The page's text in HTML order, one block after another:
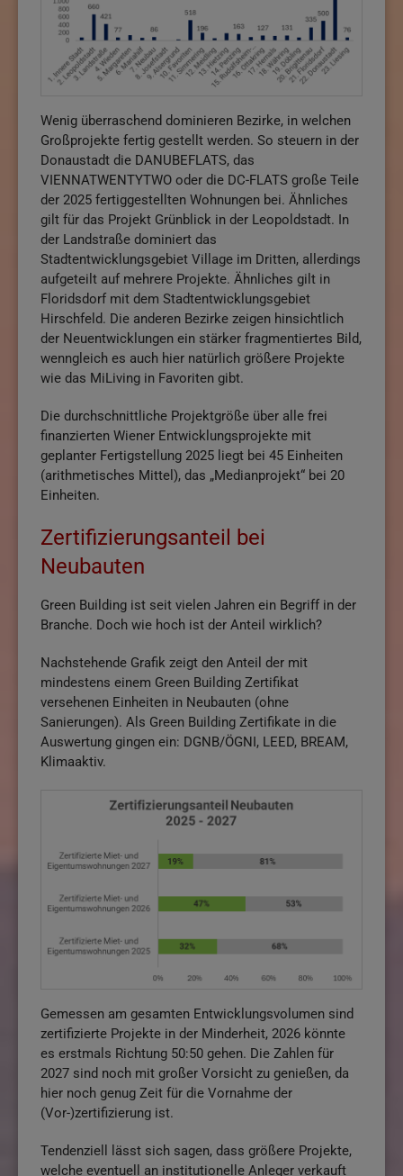
Wenig überraschend dominieren Bezirke, in welchen
Großprojekte fertig gestellt werden. So steuern in der
Donaustadt die DANUBEFLATS, das
VIENNATWENTYTWO oder die DC-FLATS große Teile
der 2025 fertiggestellten Wohnungen bei. Ähnliches
gilt für das Projekt Grünblick in der Leopoldstadt. In
der Landstraße dominiert das
Stadtentwicklungsgebiet Village im Dritten, allerdings
aufgeteilt auf mehrere Projekte. Ähnliches gilt in
Floridsdorf mit dem Stadtentwicklungsgebiet
Hirschfeld. Die anderen Bezirke zeigen hinsichtlich
der Neuentwicklungen ein stärker fragmentiertes Bild,
wenngleich es auch hier natürlich größere Projekte
wie das MiLiving in Favoriten gibt.
Die durchschnittliche Projektgröße über alle frei
finanzierten Wiener Entwicklungsprojekte mit
geplanter Fertigstellung 2025 liegt bei 45 Einheiten
(arithmetisches Mittel), das „Medianprojekt“ bei 20
Einheiten.
Zertifizierungsanteil bei
Neubauten
Green Building ist seit vielen Jahren ein Begriff in der
Branche. Doch wie hoch ist der Anteil wirklich?
Nachstehende Grafik zeigt den Anteil der mit
mindestens einem Green Building Zertifikat
versehenen Einheiten in Neubauten (ohne
Sanierungen). Als Green Building Zertifikate in die
Auswertung gingen ein: DGNB/ÖGNI, LEED, BREAM,
Klimaaktiv.
Gemessen am gesamten Entwicklungsvolumen sind
zertifizierte Projekte in der Minderheit, 2026 könnte
es erstmals Richtung 50:50 gehen. Die Zahlen für
2027 sind noch mit großer Vorsicht zu genießen, da
hier noch genug Zeit für die Vornahme der
(Vor-)zertifizierung ist.
Tendenziell lässt sich sagen, dass größere Projekte,
welche eventuell an institutionelle Anleger verkauft